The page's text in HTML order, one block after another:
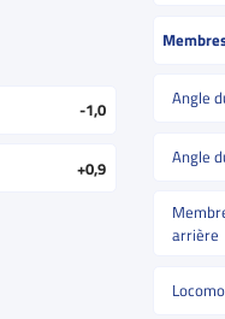
-1,0
+0,9
Angle
Angle
arrière